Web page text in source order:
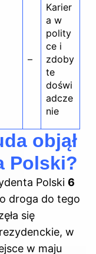
–
Karier
a w
polity
ce i
zdoby
te
doświ
adcze
nie
objął
Polski?
Polski 6
droga do tego
się
w
w maju